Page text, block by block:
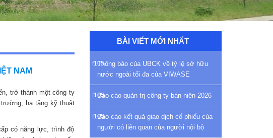
NAM
trở thành một công ty
hạ tầng kỹ thuật
có năng lực, trình độ
BÀI VIẾT MỚI NHẤT
Thông báo của UBCK về tỷ lệ sở hữu
nước ngoài tối đa của VIWASE
Báo cáo quản trị công ty bán niên 2026
Báo cáo kết quả giao dịch cổ phiếu của
người có liên quan của người nội bộ